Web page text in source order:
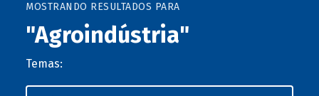
MOSTRANDO RESULTADOS PARA
"Agroindústria"
Temas: